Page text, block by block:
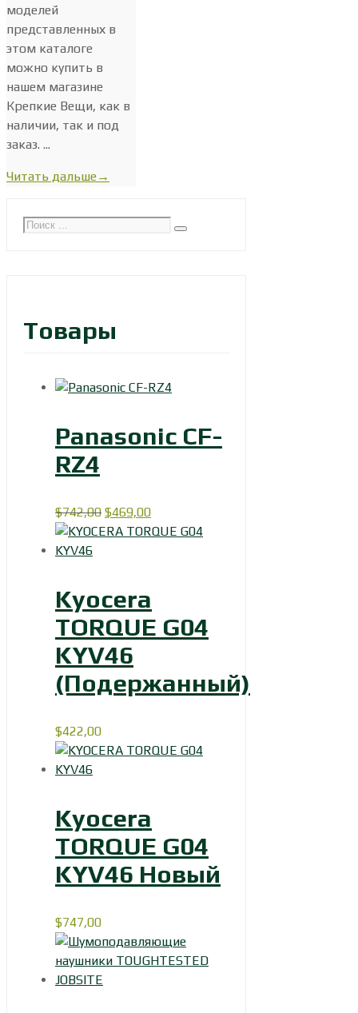
моделей
представленных в
этом каталоге
можно купить в
нашем магазине
Крепкие Вещи, как в
наличии, так и под
заказ. ...
Читать дальше→
Товары
Panasonic CF-
RZ4
$742,00 Первоначальная
цена
$469,00Текущая
цена:
Kyocera
TORQUE G04
KYV46
(Подержанный)
$422,00
Kyocera
TORQUE G04
KYV46 Новый
$747,00